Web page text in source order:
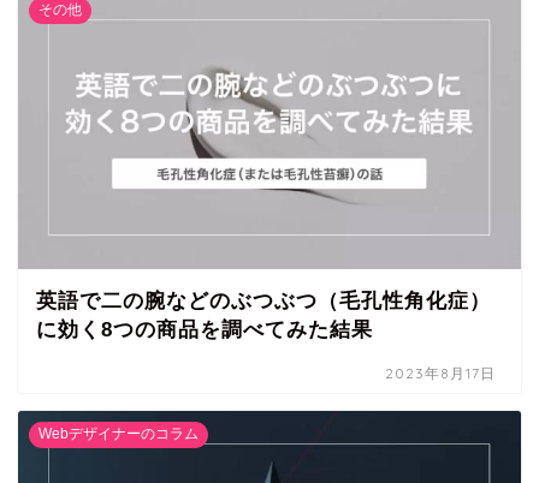
その他
英語で二の腕などのぶつぶつ（毛孔性角化症）
に効く8つの商品を調べてみた結果
2023年8月17日
Webデザイナーのコラム